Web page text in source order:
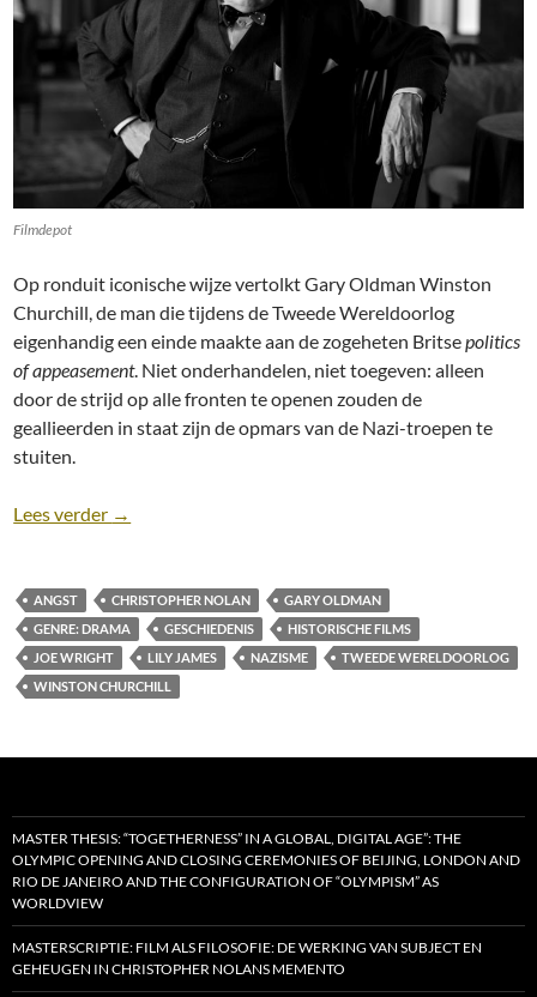
Filmdepot
Op ronduit iconische wijze vertolkt Gary Oldman Winston
Churchill, de man die tijdens de Tweede Wereldoorlog
eigenhandig een einde maakte aan de zogeheten Britsepolitics
of appeasement. Niet onderhandelen, niet toegeven: alleen
door de strijd op alle fronten te openen zouden de
geallieerden in staat zijn de opmars van de Nazi-troepen te
stuiten.
Lees verder Recensie: Darkest Hour (2017) [Historisch drama]
→
ANGST CHRISTOPHER NOLAN
GARY OLDMAN
GENRE: DRAMA
GESCHIEDENIS
HISTORISCHE FILMS
JOE WRIGHT
LILY JAMES NAZISME
TWEEDE WERELDOORLOG
WINSTON CHURCHILL
MASTER THESIS: “TOGETHERNESS” IN A GLOBAL, DIGITAL AGE”: THE
OLYMPIC OPENING AND CLOSING CEREMONIES OF BEIJING, LONDON AND
RIO DE JANEIRO AND THE CONFIGURATION OF “OLYMPISM” AS
WORLDVIEW
MASTERSCRIPTIE: FILM ALS FILOSOFIE: DE WERKING VAN SUBJECT EN
GEHEUGEN IN CHRISTOPHER NOLANS MEMENTO